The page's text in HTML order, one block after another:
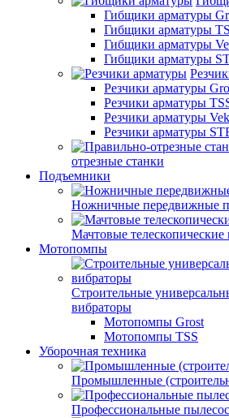
Гибщики арматуры
Гибщики арматуры
Гибщики арматуры
Гибщики арматуры
Резчики арматуры
Резчики арматуры
Резчики арматуры
Резчики арматуры
отрезные станки
Подъемники
Ножничные передвижные
Мачтовые
Мотопомпы
Строительные
вибраторы
Мотопомпы Grost
Мотопомпы TSS
Уборочная техника
Промышленные
Профессиональные